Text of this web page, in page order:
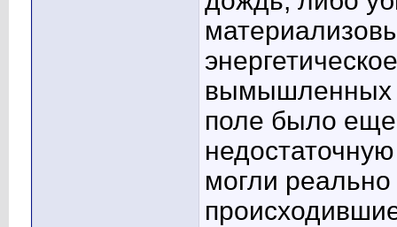
вымышленных
поле было
могли